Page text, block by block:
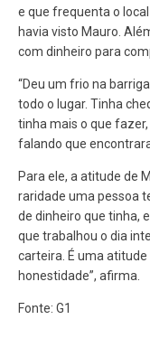
e que frequenta o
havia visto Mauro.
com dinheiro para
“Deu um frio na
todo o lugar. Tinha
tinha mais o que
falando que
Para ele, a atitude de
raridade uma pessoa
de dinheiro que tinha,
que trabalhou o dia
carteira. É uma
honestidade”, afirma.
Fonte: G1